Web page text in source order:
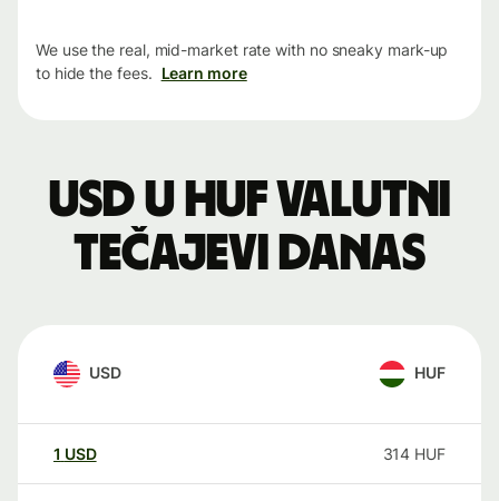
We use the real, mid-market rate with no sneaky mark-up
to hide the fees. Learn more
USD u HUF valutni
tečajevi danas
USD HUF
1 USD 314 HUF